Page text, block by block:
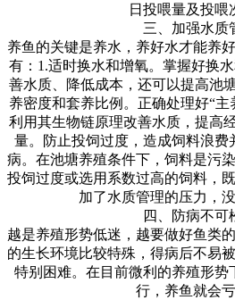
日投喂量及投喂
三、加强水质
养鱼的关键是养水，养好水才能养
有： 1.适时换水和增氧。掌握好换
善水质、降低成本，还可以提高池
养密度和套养比例。正确处理好“主
利用其生物链原理改善水质，提高
量。防止投饲过度，造成饲料浪费
病。在池塘养殖条件下，饲料是污
投饲过度或选用系数过高的饲料，
加了水质管理的压力，
四、防病不可
越是养殖形势低迷，越要做好鱼类
的生长环境比较特殊，得病后不易
特别困难。在目前微利的养殖形势
行，养鱼就会亏